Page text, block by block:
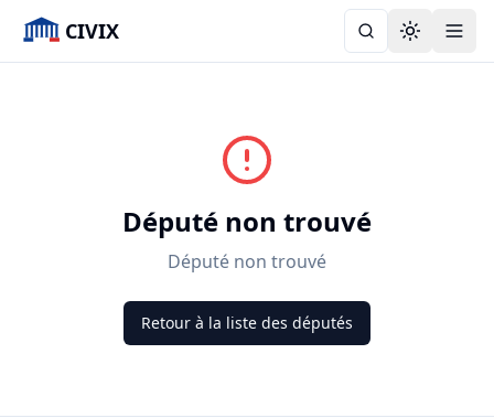
CIVIX Toggle
Député non trouvé
Député non trouvé
Retour à la liste des députés